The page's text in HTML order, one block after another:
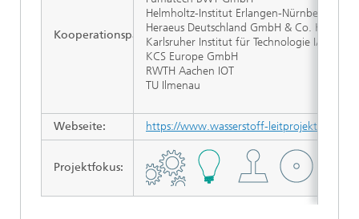
Helmholtz-Institut Erlangen-Nürnberg (HI
Heraeus Deutschland GmbH & Co. KG
Karlsruher Institut für Technologie IAM-ET/
KCS Europe GmbH
RWTH Aachen IOT
TU Ilmenau
https://www.wasserstoff-leitprojekte.de/
Kooperationspartner:
Webseite:
Projektfokus: